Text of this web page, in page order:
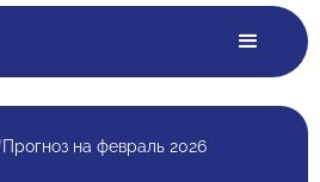
Прогноз на февраль 2026